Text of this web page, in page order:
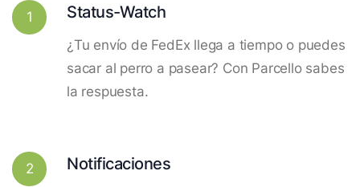
1 Status-Watch
¿Tu envío de FedEx llega a tiempo o puedes
sacar al perro a pasear? Con Parcello sabes
la respuesta.
2 Notificaciones